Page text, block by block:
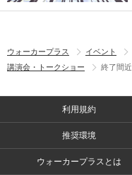
ウォーカープラス イベント
講演会・トークショー
終了間近
利用規約
推奨環境
ウォーカープラスとは